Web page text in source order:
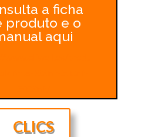
a ficha
produto e o
aqui
CLICS